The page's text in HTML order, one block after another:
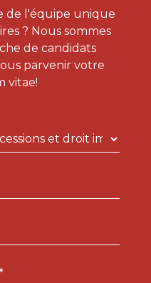
de l'équipe unique
? Nous sommes
de candidats
parvenir votre
vitae!